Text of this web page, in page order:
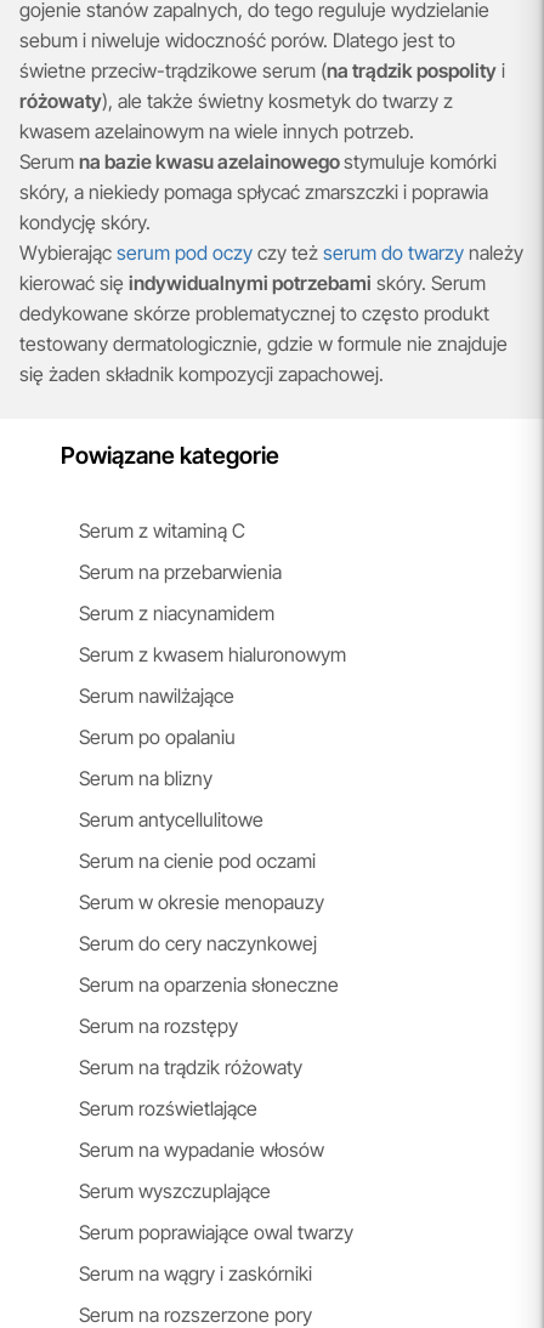
gojenie stanów zapalnych, do tego reguluje wydzielanie
sebum i niweluje widoczność porów. Dlatego jest to
świetne przeciw-trądzikowe serum (na trądzik pospolity i
różowaty), ale także świetny kosmetyk do twarzy z
kwasem azelainowym na wiele innych potrzeb.
Serum na bazie kwasu azelainowegostymuluje komórki
skóry, a niekiedy pomaga spłycać zmarszczki i poprawia
kondycję skóry.
Wybierając serum pod oczy czy też serum do twarzy należy
kierować się indywidualnymi potrzebami skóry. Serum
dedykowane skórze problematycznej to często produkt
testowany dermatologicznie, gdzie w formule nie znajduje
się żaden składnik kompozycji zapachowej.
Powiązane kategorie
Serum z witaminą C
Serum na przebarwienia
Serum z niacynamidem
Serum z kwasem hialuronowym
Serum nawilżające
Serum po opalaniu
Serum na blizny
Serum antycellulitowe
Serum na cienie pod oczami
Serum w okresie menopauzy
Serum do cery naczynkowej
Serum na oparzenia słoneczne
Serum na rozstępy
Serum na trądzik różowaty
Serum rozświetlające
Serum na wypadanie włosów
Serum wyszczuplające
Serum poprawiające owal twarzy
Serum na wągry i zaskórniki
Serum na rozszerzone pory